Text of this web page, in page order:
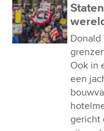
Ook in
een
gericht